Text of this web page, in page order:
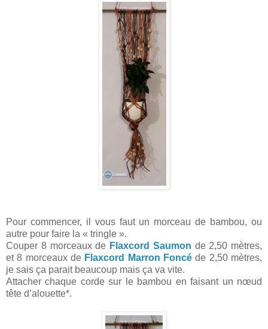
Pour commencer, il vous faut un morceau de bambou, ou
autre pour faire la « tringle ».
Couper 8 morceaux de Flaxcord Saumon de 2,50 mètres,
et 8 morceaux de Flaxcord Marron Foncé de 2,50 mètres,
je sais ça parait beaucoup mais ça va vite.
Attacher chaque corde sur le bambou en faisant un nœud
tête d’alouette*.